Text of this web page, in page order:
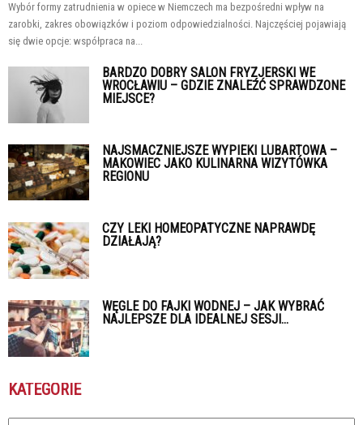
Wybór formy zatrudnienia w opiece w Niemczech ma bezpośredni wpływ na
zarobki, zakres obowiązków i poziom odpowiedzialności. Najczęściej pojawiają
się dwie opcje: współpraca na...
BARDZO DOBRY SALON FRYZJERSKI WE
WROCŁAWIU – GDZIE ZNALEŹĆ SPRAWDZONE
MIEJSCE?
NAJSMACZNIEJSZE WYPIEKI LUBARTOWA –
MAKOWIEC JAKO KULINARNA WIZYTÓWKA
REGIONU
CZY LEKI HOMEOPATYCZNE NAPRAWDĘ
DZIAŁAJĄ?
WĘGLE DO FAJKI WODNEJ – JAK WYBRAĆ
NAJLEPSZE DLA IDEALNEJ SESJI...
KATEGORIE
Kategorie